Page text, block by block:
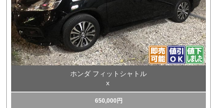
ホンダ フィットシャトル
x
650,000円